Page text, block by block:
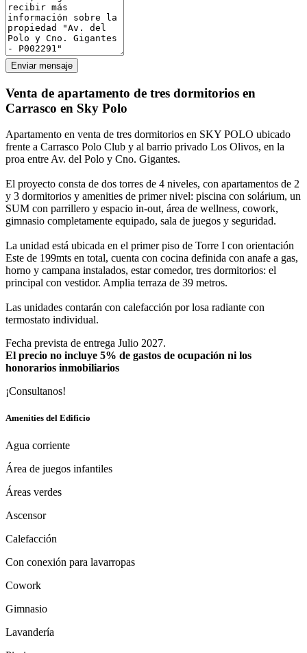
Enviar mensaje
Venta de apartamento de tres dormitorios en
Carrasco en Sky Polo
Apartamento en venta de tres dormitorios en SKY POLO ubicado
frente a Carrasco Polo Club y al barrio privado Los Olivos, en la
proa entre Av. del Polo y Cno. Gigantes.
El proyecto consta de dos torres de 4 niveles, con apartamentos de 2
y 3 dormitorios y amenities de primer nivel: piscina con solárium, un
SUM con parrillero y espacio in-out, área de wellness, cowork,
gimnasio completamente equipado, sala de juegos y seguridad.
La unidad está ubicada en el primer piso de Torre I con orientación
Este de 199mts en total, cuenta con cocina definida con anafe a gas,
horno y campana instalados, estar comedor, tres dormitorios: el
principal con vestidor. Amplia terraza de 39 metros.
Las unidades contarán con calefacción por losa radiante con
termostato individual.
Fecha prevista de entrega Julio 2027.
El precio no incluye 5% de gastos de ocupación ni los
honorarios inmobiliarios
¡Consultanos!
Amenities del Edificio
Agua corriente
Área de juegos infantiles
Áreas verdes
Ascensor
Calefacción
Con conexión para lavarropas
Cowork
Gimnasio
Lavandería